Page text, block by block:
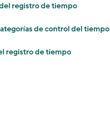
registro de tiempo
de control del tiempo
registro de tiempo